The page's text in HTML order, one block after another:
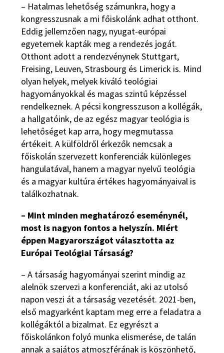
– Hatalmas lehetőség számunkra, hogy a
kongresszusnak a mi főiskolánk adhat otthont.
Eddig jellemzően nagy, nyugat-európai
egyetemek kapták meg a rendezés jogát.
Otthont adott a rendezvénynek Stuttgart,
Freising, Leuven, Strasbourg és Limerick is. Mind
olyan helyek, melyek kiváló teológiai
hagyományokkal és magas szintű képzéssel
rendelkeznek. A pécsi kongresszuson a kollégák,
a hallgatóink, de az egész magyar teológia is
lehetőséget kap arra, hogy megmutassa
értékeit. A külföldről érkezők nemcsak a
főiskolán szervezett konferenciák különleges
hangulatával, hanem a magyar nyelvű teológia
és a magyar kultúra értékes hagyományaival is
találkozhatnak.
– Mint minden meghatározó eseménynél,
most is nagyon fontos a helyszín. Miért
éppen Magyarországot választotta az
Európai Teológiai Társaság?
– A társaság hagyományai szerint mindig az
alelnök szervezi a konferenciát, aki az utolsó
napon veszi át a társaság vezetését. 2021-ben,
első magyarként kaptam meg erre a feladatra a
kollégáktól a bizalmat. Ez egyrészt a
főiskolánkon folyó munka elismerése, de talán
annak a sajátos atmoszférának is köszönhető,